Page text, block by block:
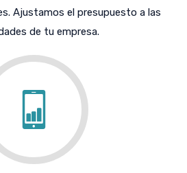
Ajustamos el presupuesto a las
de tu empresa.